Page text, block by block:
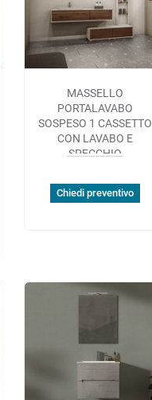
MASSELLO
PORTALAVABO
SOSPESO 1 CASSETTO
CON LAVABO E
SPECCHIO
Chiedi preventivo